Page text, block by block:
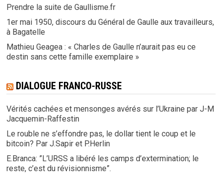
Prendre la suite de Gaullisme.fr
1er mai 1950, discours du Général de Gaulle aux travailleurs,
à Bagatelle
Mathieu Geagea : « Charles de Gaulle n’aurait pas eu ce
destin sans cette famille exemplaire »
DIALOGUE FRANCO-RUSSE
Vérités cachées et mensonges avérés sur l’Ukraine par J-M
Jacquemin-Raffestin
Le rouble ne s’effondre pas, le dollar tient le coup et le
bitcoin? Par J.Sapir et P.Herlin
E.Branca: ”L’URSS a libéré les camps d’extermination; le
reste, c’est du révisionnisme”.